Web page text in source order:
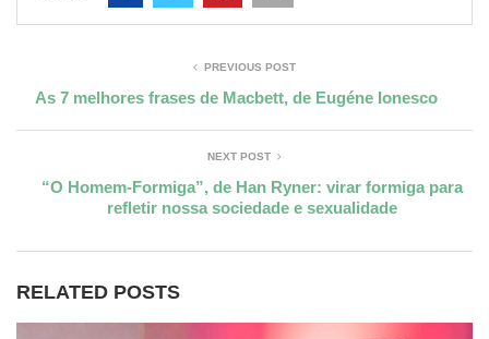
PREVIOUS POST
As 7 melhores frases de Macbett, de Eugéne Ionesco
NEXT POST
“O Homem-Formiga”, de Han Ryner: virar formiga para
refletir nossa sociedade e sexualidade
RELATED POSTS